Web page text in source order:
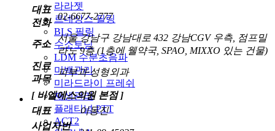
라라젯
르네상스 필링
BLS 필링
수소토닝
LDM 수분초음파
미백관리
미라드라이 프레쉬
재생관리
플래티넘 PTT
ACT2
대표
전화
02-6677-2777
주소
서울 강남구 강남대로 432 강남CGV 우측, 점프밀
라노 9층 (1층에 웰약국, SPAO, MIXXO 있는 건물)
진료
과목
피부과·성형외과
[ 비엘에스의원 본점 ]
대표
이동진
사업자번